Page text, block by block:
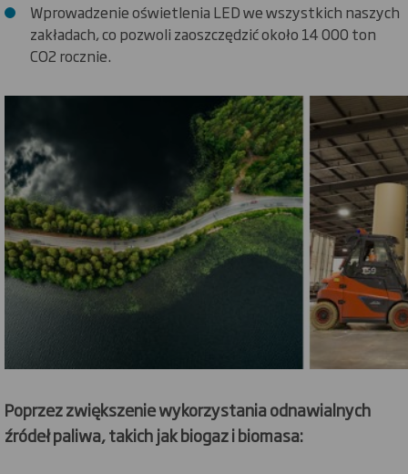
Wprowadzenie oświetlenia LED we wszystkich naszych
zakładach, co pozwoli zaoszczędzić około 14 000 ton
CO2 rocznie.
Poprzez zwiększenie wykorzystania odnawialnych
źródeł paliwa, takich jak biogaz i biomasa: